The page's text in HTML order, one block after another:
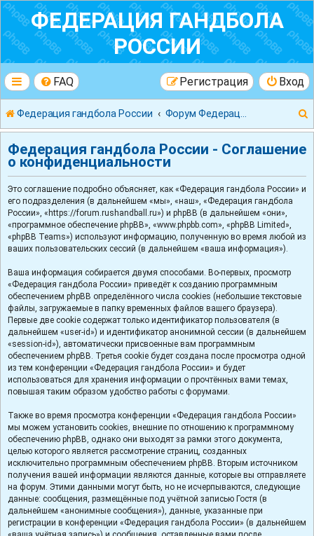
ФЕДЕРАЦИЯ ГАНДБОЛА
РОССИИ
FAQ Вход
Регистрация
Федерация гандбола России
Федерация гандбола России - Соглашение
о конфиденциальности
Это соглашение подробно объясняет, как «Федерация гандбола России» и
его подразделения (в дальнейшем «мы», «наш», «Федерация гандбола
России», «https://forum.rushandball.ru») и phpBB (в дальнейшем «они»,
«программное обеспечение phpBB», «www.phpbb.com», «phpBB Limited»,
«phpBB Teams») используют информацию, полученную во время любой из
ваших пользовательских сессий (в дальнейшем «ваша информация»).
Ваша информация собирается двумя способами. Во-первых, просмотр
«Федерация гандбола России» приведёт к созданию программным
обеспечением phpBB определённого числа cookies (небольшие текстовые
файлы, загружаемые в папку временных файлов вашего браузера).
Первые две cookie содержат только идентификатор пользователя (в
дальнейшем «user-id») и идентификатор анонимной сессии (в дальнейшем
«session-id»), автоматически присвоенные вам программным
обеспечением phpBB. Третья cookie будет создана после просмотра одной
из тем конференции «Федерация гандбола России» и будет
использоваться для хранения информации о прочтённых вами темах,
повышая таким образом удобство работы с форумами.
Также во время просмотра конференции «Федерация гандбола России»
мы можем установить cookies, внешние по отношению к программному
обеспечению phpBB, однако они выходят за рамки этого документа,
целью которого является рассмотрение страниц, созданных
исключительно программным обеспечением phpBB. Вторым источником
получения вашей информации являются данные, которые вы отправляете
на форум. Этими данными могут быть, но не исчерпываются, следующие
данные: сообщения, размещённые под учётной записью Гостя (в
дальнейшем «анонимные сообщения»), данные, указанные при
регистрации в конференции «Федерация гандбола России» (в дальнейшем